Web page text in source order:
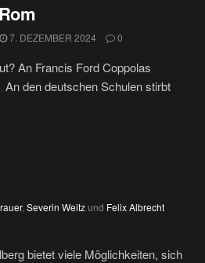
7. DEZEMBER 2024 0
An Francis Ford Coppolas
den deutschen Schulen stirbt
, Severin Weitzund Felix Albrecht
bietet viele Möglichkeiten, sich